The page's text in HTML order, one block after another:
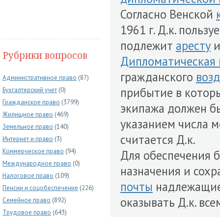
Рубрики вопросов
Административное право (87)
Бухгалтерский учет (0)
Гражданское право (3799)
Жилищное право (469)
Земельное право (140)
Интернет и право (3)
Коммерческое право (94)
Международное право (0)
Налоговое право (109)
Пенсии и соцобеспечение (226)
Семейное право (892)
Трудовое право (643)
Согласно Венской
1961 г. Д.к.
подлежит аресту
Дипломатическая
гражданского
прибытие в
экипажа должен
указанием числа
считается Д.к.
Для обеспечения
назначения и
почты
оказывать Д.к.